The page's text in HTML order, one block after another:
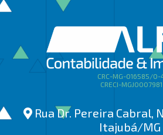
CRC-MG-016585/O-
CRECI-MGJ0007981
Rua Dr. Pereira Cabral,
Itajubá/MG